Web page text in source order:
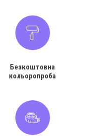
Безкоштовна
кольоропроба